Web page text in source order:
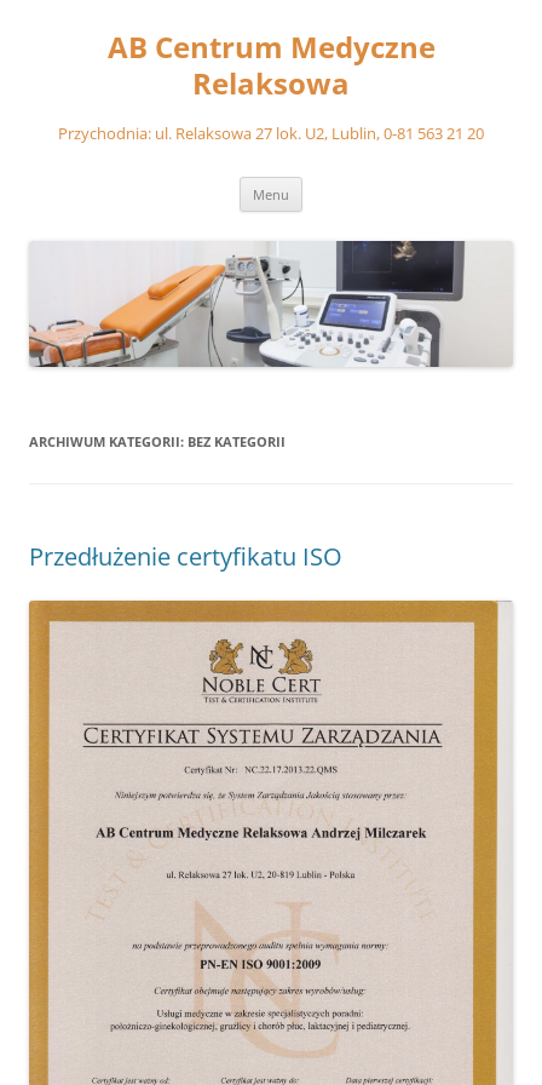
AB Centrum Medyczne
Relaksowa
Przychodnia: ul. Relaksowa 27 lok. U2, Lublin, 0-81 563 21 20
Menu
ARCHIWUM KATEGORII: BEZ KATEGORII
Przedłużenie certyfikatu ISO